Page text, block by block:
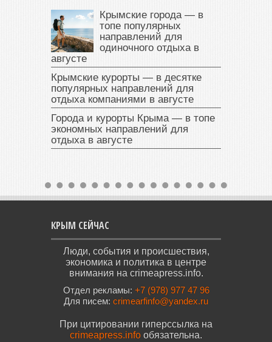
Крымские города — в
топе популярных
направлений для
одиночного отдыха в
августе
Крымские курорты — в десятке
популярных направлений для
отдыха компаниями в августе
Города и курорты Крыма — в топе
экономных направлений для
отдыха в августе
КРЫМ СЕЙЧАС
Люди, события и происшествия,
экономика и политика в центре
внимания на crimeapress.info.
Отдел рекламы: +7 (978) 977 47 96
Для писем: crimearfinfo@yandex.ru
При цитировании гиперссылка на
crimeapress.info обязательна.